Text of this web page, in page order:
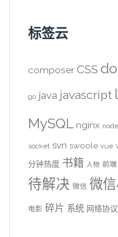
标签云
composer CSS
go java javascript
MySQL nginx
socket svn swoole vue
分钟热度 书籍 人物 前端
待解决 微信 微
电影 碎片 系统 网络协议